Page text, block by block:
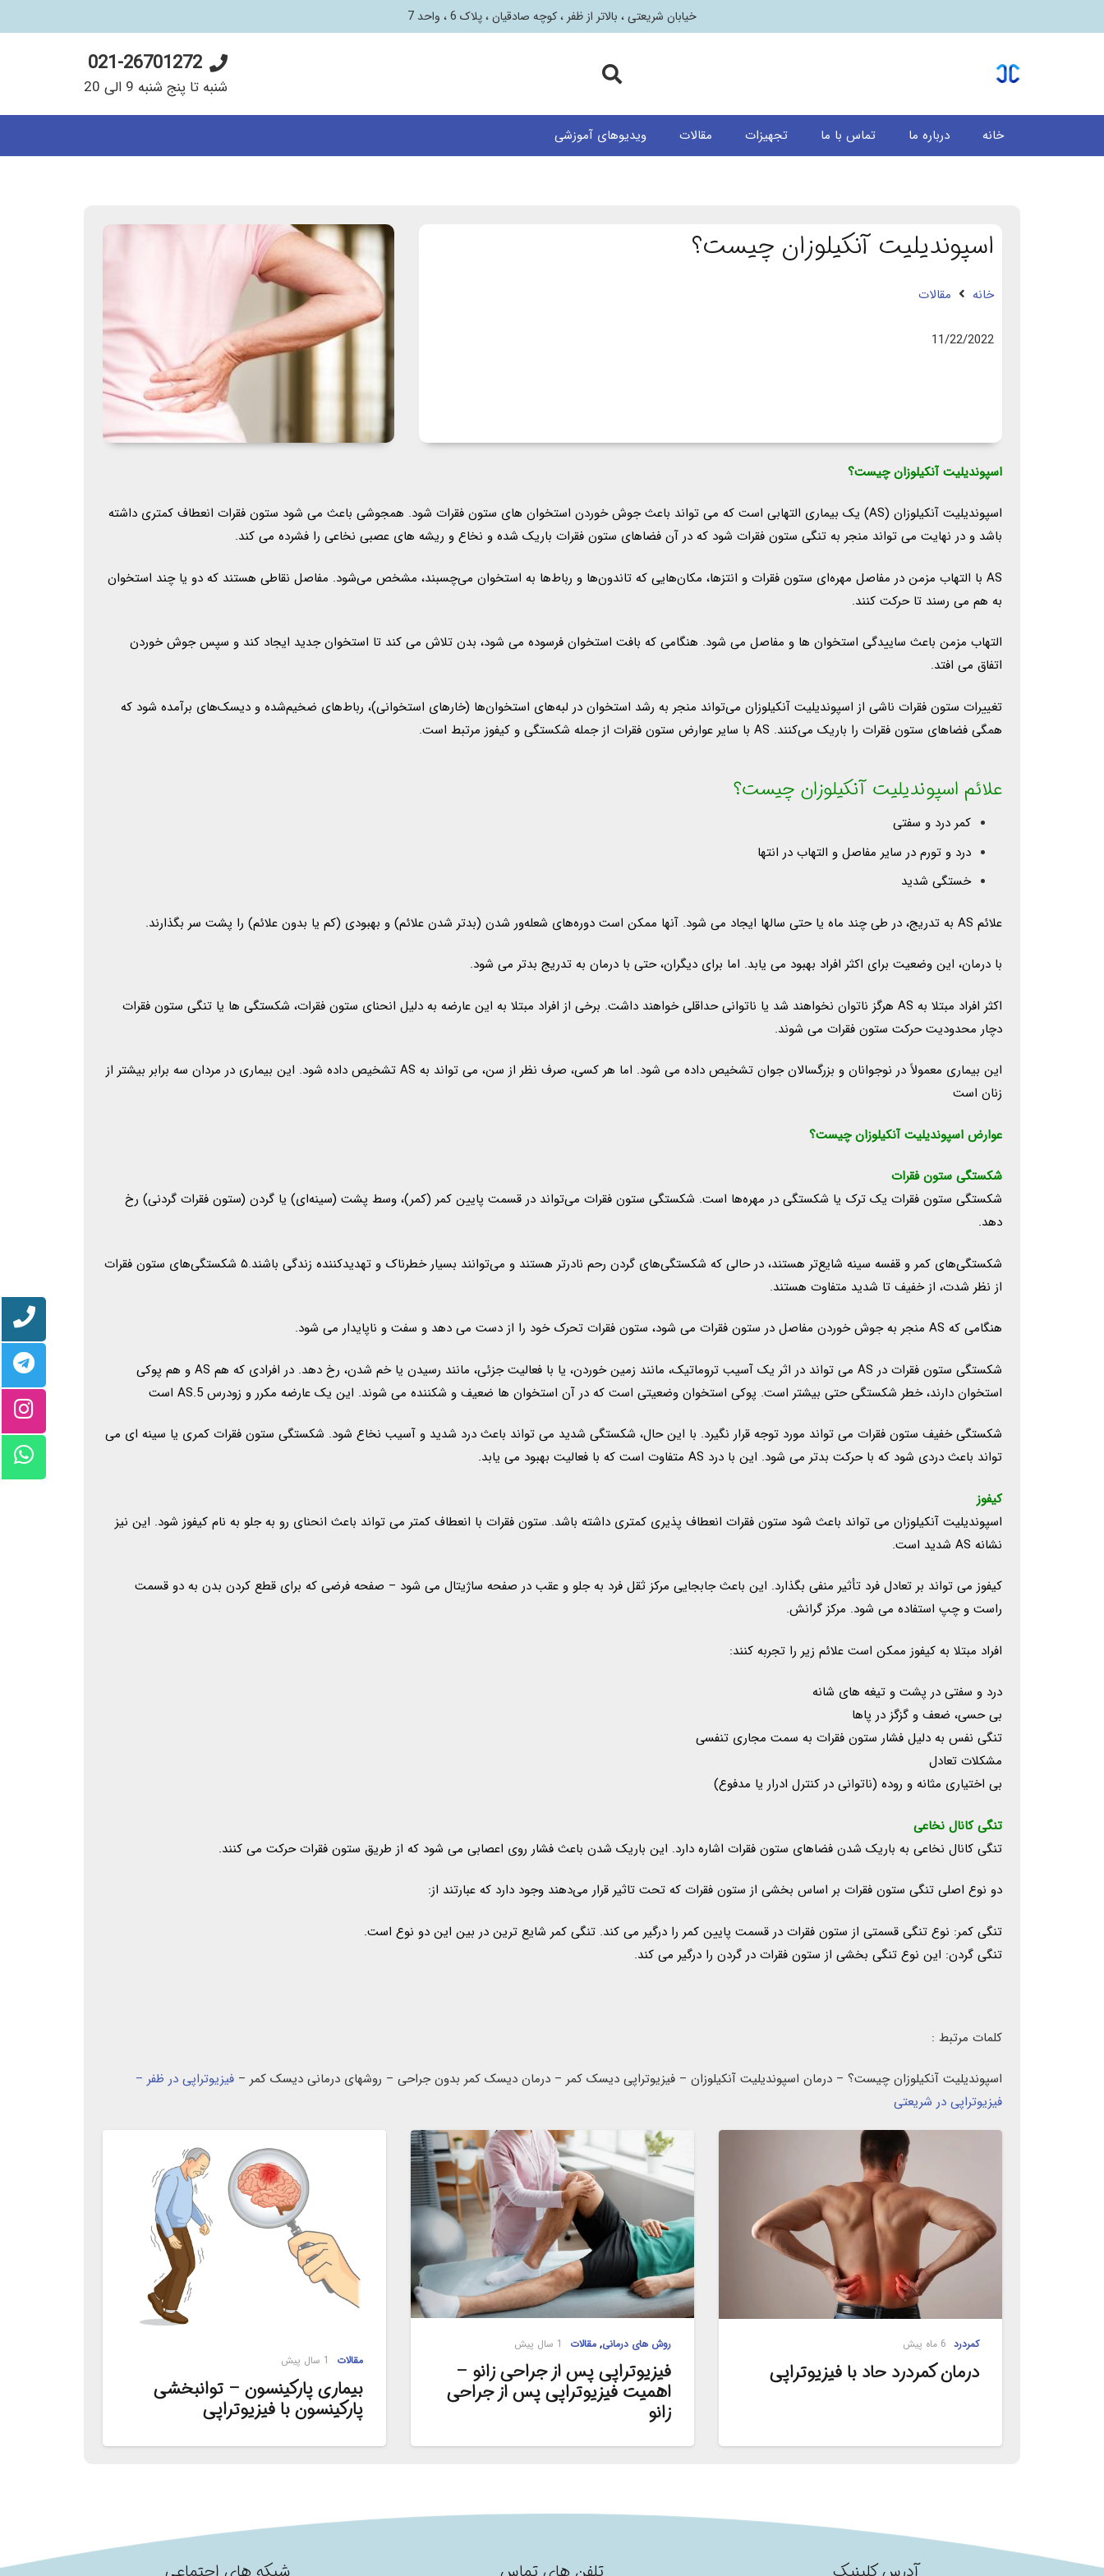
خیابان شریعتی ، بالاتر از ظفر ، کوچه صادقیان ، پلاک 6 ، واحد 7
021-26701272
شنبه تا پنج شنبه 9 الی 20
خانه درباره ما تماس با ما تجهیزات مقالات ویدیوهای آموزشی
اسپوندیلیت آنکیلوزان چیست؟
خانه مقالات
11/22/2022
اسپوندیلیت آنکیلوزان چیست؟
اسپوندیلیت آنکیلوزان (AS) یک بیماری التهابی است که می تواند باعث جوش خوردن استخوان های ستون فقرات شود. همجوشی باعث می شود ستون فقرات انعطاف کمتری داشته
باشد و در نهایت می تواند منجر به تنگی ستون فقرات شود که در آن فضاهای ستون فقرات باریک شده و نخاع و ریشه های عصبی نخاعی را فشرده می کند.
AS با التهاب مزمن در مفاصل مهره‌ای ستون فقرات و انتزها، مکان‌هایی که تاندون‌ها و رباط‌ها به استخوان می‌چسبند، مشخص می‌شود. مفاصل نقاطی هستند که دو یا چند استخوان
به هم می رسند تا حرکت کنند.
التهاب مزمن باعث ساییدگی استخوان ها و مفاصل می شود. هنگامی که بافت استخوان فرسوده می شود، بدن تلاش می کند تا استخوان جدید ایجاد کند و سپس جوش خوردن
اتفاق می افتد.
تغییرات ستون فقرات ناشی از اسپوندیلیت آنکیلوزان می‌تواند منجر به رشد استخوان در لبه‌های استخوان‌ها (خارهای استخوانی)، رباط‌های ضخیم‌شده و دیسک‌های برآمده شود که
همگی فضاهای ستون فقرات را باریک می‌کنند. AS با سایر عوارض ستون فقرات از جمله شکستگی و کیفوز مرتبط است.
علائم اسپوندیلیت آنکیلوزان چیست؟
کمر درد و سفتی
درد و تورم در سایر مفاصل و التهاب در انتها
خستگی شدید
علائم AS به تدریج، در طی چند ماه یا حتی سالها ایجاد می شود. آنها ممکن است دوره‌های شعله‌ور شدن (بدتر شدن علائم) و بهبودی (کم یا بدون علائم) را پشت سر بگذارند.
با درمان، این وضعیت برای اکثر افراد بهبود می یابد. اما برای دیگران، حتی با درمان به تدریج بدتر می شود.
اکثر افراد مبتلا به AS هرگز ناتوان نخواهند شد یا ناتوانی حداقلی خواهند داشت. برخی از افراد مبتلا به این عارضه به دلیل انحنای ستون فقرات، شکستگی ها یا تنگی ستون فقرات
دچار محدودیت حرکت ستون فقرات می شوند.
این بیماری معمولاً در نوجوانان و بزرگسالان جوان تشخیص داده می شود. اما هر کسی، صرف نظر از سن، می تواند به AS تشخیص داده شود. این بیماری در مردان سه برابر بیشتر از
زنان است
عوارض اسپوندیلیت آنکیلوزان چیست؟
شکستگی ستون فقرات
شکستگی ستون فقرات یک ترک یا شکستگی در مهره‌ها است. شکستگی ستون فقرات می‌تواند در قسمت پایین کمر (کمر)، وسط پشت (سینه‌ای) یا گردن (ستون فقرات گردنی) رخ
دهد.
شکستگی‌های کمر و قفسه سینه شایع‌تر هستند، در حالی که شکستگی‌های گردن رحم نادرتر هستند و می‌توانند بسیار خطرناک و تهدیدکننده زندگی باشند.۵ شکستگی‌های ستون فقرات
از نظر شدت، از خفیف تا شدید متفاوت هستند.
هنگامی که AS منجر به جوش خوردن مفاصل در ستون فقرات می شود، ستون فقرات تحرک خود را از دست می دهد و سفت و ناپایدار می شود.
شکستگی ستون فقرات در AS می تواند در اثر یک آسیب تروماتیک، مانند زمین خوردن، یا با فعالیت جزئی، مانند رسیدن یا خم شدن، رخ دهد. در افرادی که هم AS و هم پوکی
استخوان دارند، خطر شکستگی حتی بیشتر است. پوکی استخوان وضعیتی است که در آن استخوان ها ضعیف و شکننده می شوند. این یک عارضه مکرر و زودرس AS.5 است
شکستگی خفیف ستون فقرات می تواند مورد توجه قرار نگیرد. با این حال، شکستگی شدید می تواند باعث درد شدید و آسیب نخاع شود. شکستگی ستون فقرات کمری یا سینه ای می
تواند باعث دردی شود که با حرکت بدتر می شود. این با درد AS متفاوت است که با فعالیت بهبود می یابد.
کیفوز
اسپوندیلیت آنکیلوزان می تواند باعث شود ستون فقرات انعطاف پذیری کمتری داشته باشد. ستون فقرات با انعطاف کمتر می تواند باعث انحنای رو به جلو به نام کیفوز شود. این نیز
نشانه AS شدید است.
کیفوز می تواند بر تعادل فرد تأثیر منفی بگذارد. این باعث جابجایی مرکز ثقل فرد به جلو و عقب در صفحه ساژیتال می شود – صفحه فرضی که برای قطع کردن بدن به دو قسمت
راست و چپ استفاده می شود. مرکز گرانش.
افراد مبتلا به کیفوز ممکن است علائم زیر را تجربه کنند:
درد و سفتی در پشت و تیغه های شانه
بی حسی، ضعف و گزگز در پاها
تنگی نفس به دلیل فشار ستون فقرات به سمت مجاری تنفسی
مشکلات تعادل
بی اختیاری مثانه و روده (ناتوانی در کنترل ادرار یا مدفوع)
تنگی کانال نخاعی
تنگی کانال نخاعی به باریک شدن فضاهای ستون فقرات اشاره دارد. این باریک شدن باعث فشار روی اعصابی می شود که از طریق ستون فقرات حرکت می کنند.
دو نوع اصلی تنگی ستون فقرات بر اساس بخشی از ستون فقرات که تحت تاثیر قرار می‌دهند وجود دارد که عبارتند از:
تنگی کمر: نوع تنگی قسمتی از ستون فقرات در قسمت پایین کمر را درگیر می کند. تنگی کمر شایع ترین در بین این دو نوع است.
تنگی گردن: این نوع تنگی بخشی از ستون فقرات در گردن را درگیر می کند.
کلمات مرتبط :
اسپوندیلیت آنکیلوزان چیست؟ – درمان اسپوندیلیت آنکیلوزان – فیزیوتراپی دیسک کمر – درمان دیسک کمر بدون جراحی – روشهای درمانی دیسک کمر –فیزیوتراپی در ظفر –
فیزیوتراپی در شریعتی
کمردرد 6 ماه پیش
درمان کمردرد حاد با فیزیوتراپی
روش های درمانی,مقالات 1 سال پیش
فیزیوتراپی پس از جراحی زانو –
اهمیت فیزیوتراپی پس از جراحی
زانو
مقالات 1 سال پیش
بیماری پارکینسون – توانبخشی
پارکینسون با فیزیوتراپی